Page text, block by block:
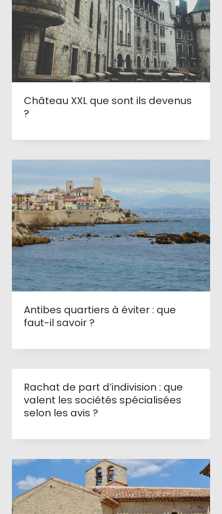
Château XXL que sont ils devenus
?
Antibes quartiers à éviter : que
faut-il savoir ?
Rachat de part d’indivision : que
valent les sociétés spécialisées
selon les avis ?